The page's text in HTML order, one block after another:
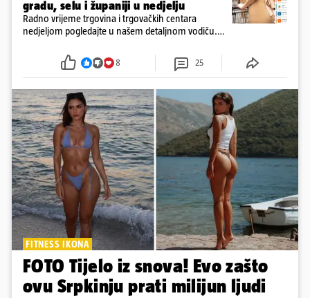
gradu, selu i županiji u nedjelju
Radno vrijeme trgovina i trgovačkih centara
nedjeljom pogledajte u našem detaljnom vodiču.
i šoping centri sami biraju koje će to nedjelje biti
8 25
FITNESS IKONA
FOTO Tijelo iz snova! Evo zašto
ovu Srpkinju prati milijun ljudi